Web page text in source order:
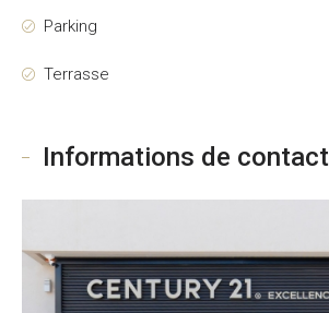
Parking
Terrasse
Informations de contact